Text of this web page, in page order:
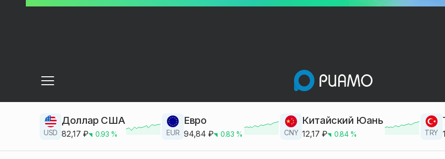
USD
Доллар США
82,17 ₽ 0.93 % EUR
Евро
94,84 ₽ 0.83 % CNY
Китайский Юань
12,17 ₽ 0.84% TRY